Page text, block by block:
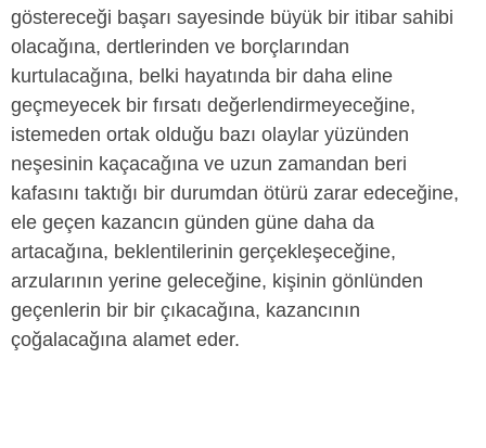
göstereceği başarı sayesinde büyük bir itibar sahibi
olacağına, dertlerinden ve borçlarından
kurtulacağına, belki hayatında bir daha eline
geçmeyecek bir fırsatı değerlendirmeyeceğine,
istemeden ortak olduğu bazı olaylar yüzünden
neşesinin kaçacağına ve uzun zamandan beri
kafasını taktığı bir durumdan ötürü zarar edeceğine,
ele geçen kazancın günden güne daha da
artacağına, beklentilerinin gerçekleşeceğine,
arzularının yerine geleceğine, kişinin gönlünden
geçenlerin bir bir çıkacağına, kazancının
çoğalacağına alamet eder.